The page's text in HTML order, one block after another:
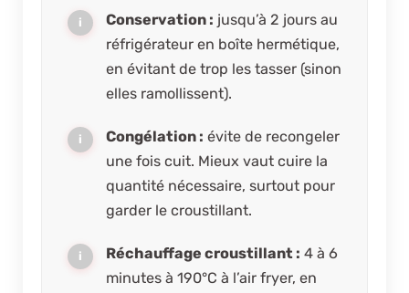
Conservation : jusqu’à 2 jours au
réfrigérateur en boîte hermétique,
en évitant de trop les tasser (sinon
elles ramollissent).
Congélation : évite de recongeler
une fois cuit. Mieux vaut cuire la
quantité nécessaire, surtout pour
garder le croustillant.
Réchauffage croustillant : 4 à 6
minutes à 190°C à l’air fryer, en